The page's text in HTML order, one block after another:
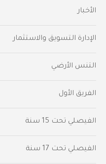
الأخبار
الإدارة التسويق والاستثمار
التنس الأرضي
الفريق الأول
الفيصلي‬⁩ تحت 15 سنة
‫الفيصلي‬⁩ تحت 17 سنة